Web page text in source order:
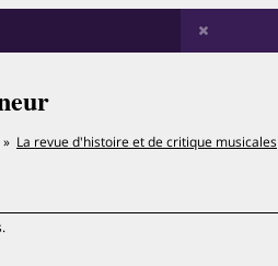
La revue d'histoire et de critique musicales